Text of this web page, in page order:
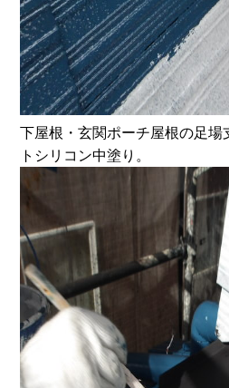
下屋根・玄関ポーチ屋根の足
トシリコン中塗り。